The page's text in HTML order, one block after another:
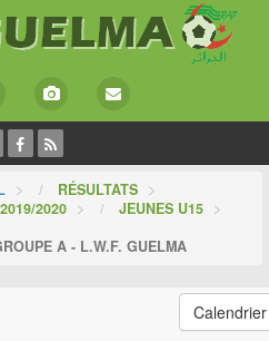
> RÉSULTATS >
2020 > JEUNES U15 >
A - L.W.F. GUELMA
Calendrier